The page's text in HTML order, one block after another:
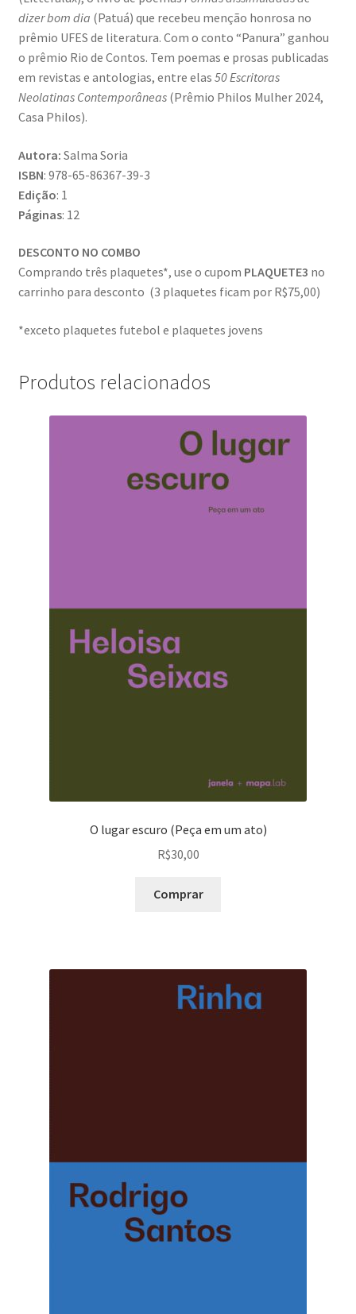
dizer bom dia (Patuá) que recebeu menção honrosa no
prêmio UFES de literatura. Com o conto “Panura” ganhou
o prêmio Rio de Contos. Tem poemas e prosas publicadas
em revistas e antologias, entre elas 50 Escritoras
Neolatinas Contemporâneas (Prêmio Philos Mulher 2024,
Casa Philos).
Autora: Salma Soria
ISBN: 978-65-86367-39-3
Edição: 1
Páginas: 12
DESCONTO NO COMBO
Comprando três plaquetes*, use o cupom PLAQUETE3 no
carrinho para desconto (3 plaquetes ficam por R$75,00)
*exceto plaquetes futebol e plaquetes jovens
Produtos relacionados
O lugar escuro (Peça em um ato)
R$30,00
Comprar